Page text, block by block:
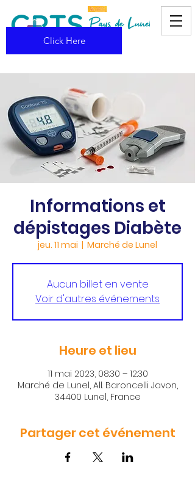
Click Here
Informations et
dépistages Diabète
jeu. 11 mai
  |
Marché de Lunel
Aucun billet en vente
Voir d'autres événements
Heure et lieu
11 mai 2023, 08:30 – 12:30
Marché de Lunel, All. Baroncelli Javon,
34400 Lunel, France
Partager cet événement